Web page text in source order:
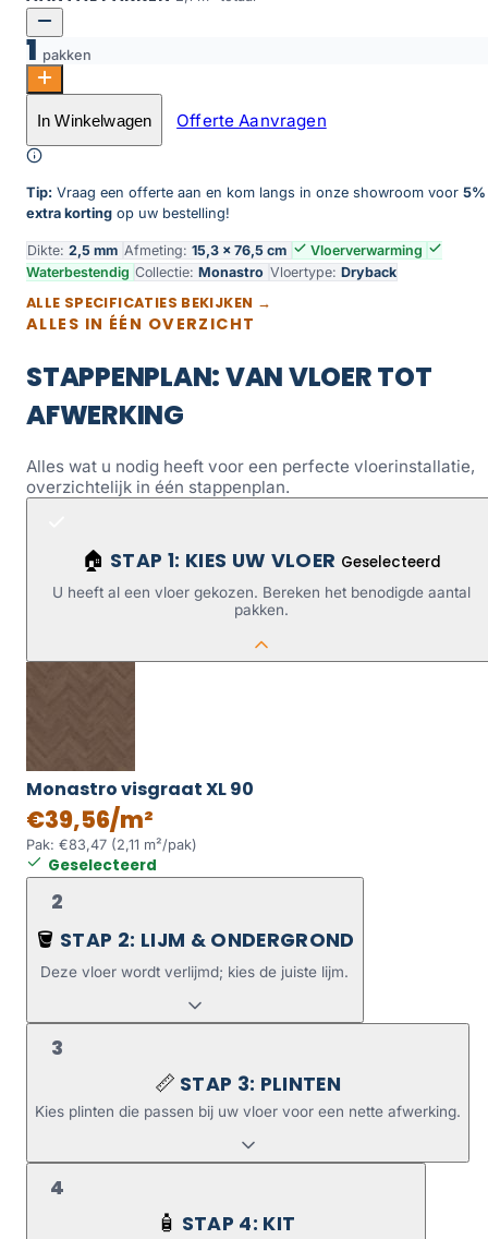
1 pakken
Monastro visgraat XL 90 aantal
Toevoegen aan winkelwagen
In Winkelwagen Offerte Aanvragen
Tip: Vraag een offerte aan en kom langs in onze showroom voor 5%
extra korting op uw bestelling!
Dikte: 2,5 mm Afmeting: 15,3 × 76,5 cm
Vloerverwarming
Waterbestendig Collectie: Monastro Vloertype: Dryback
ALLE SPECIFICATIES BEKIJKEN →
ALLES IN ÉÉN OVERZICHT
STAPPENPLAN: VAN VLOER TOT
AFWERKING
Alles wat u nodig heeft voor een perfecte vloerinstallatie,
overzichtelijk in één stappenplan.
🏠 STAP 1: KIES UW VLOER Geselecteerd
U heeft al een vloer gekozen. Bereken het benodigde aantal
pakken.
Monastro visgraat XL 90
€39,56/m²
Pak: €83,47 (2,11 m²/pak)
Geselecteerd
2
🪣 STAP 2: LIJM & ONDERGROND
Deze vloer wordt verlijmd; kies de juiste lijm.
3
📏 STAP 3: PLINTEN
Kies plinten die passen bij uw vloer voor een nette afwerking.
4
🧴 STAP 4: KIT